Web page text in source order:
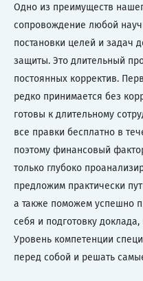
Одно из преимуществ
сопровождение любой
постановки целей и задач
защиты. Это длительный
постоянных корректив.
редко принимается без
готовы к длительному
все правки бесплатно в
поэтому финансовый
только глубоко
предложим практически
а также поможем успешно
себя и подготовку
Уровень компетенции
перед собой и решать